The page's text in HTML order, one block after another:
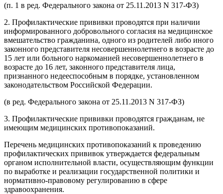
(п. 1 в ред. Федерального закона от 25.11.2013 N 317-ФЗ)
2. Профилактические прививки проводятся при наличии
информированного добровольного согласия на медицинское
вмешательство гражданина, одного из родителей либо иного
законного представителя несовершеннолетнего в возрасте до
15 лет или больного наркоманией несовершеннолетнего в
возрасте до 16 лет, законного представителя лица,
признанного недееспособным в порядке, установленном
законодательством Российской Федерации.
(в ред. Федерального закона от 25.11.2013 N 317-ФЗ)
3. Профилактические прививки проводятся гражданам, не
имеющим медицинских противопоказаний.
Перечень медицинских противопоказаний к проведению
профилактических прививок утверждается федеральным
органом исполнительной власти, осуществляющим функции
по выработке и реализации государственной политики и
нормативно-правовому регулированию в сфере
здравоохранения.